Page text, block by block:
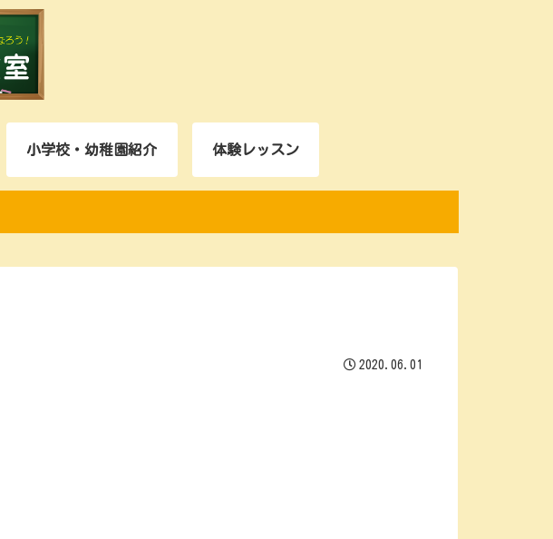
小学校・幼稚園紹介 体験レッスン
2020.06.01